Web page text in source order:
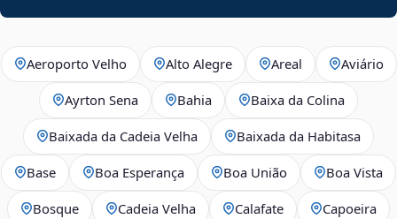
Aeroporto Velho Alto Alegre Areal Aviário
Ayrton Sena Bahia Baixa da Colina
Baixada da Cadeia Velha Baixada da Habitasa
Base Boa Esperança Boa União Boa Vista
Bosque Cadeia Velha Calafate Capoeira